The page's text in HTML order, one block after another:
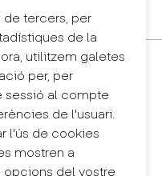
tercers, per
de la
utilitzem galetes
per, per
sessió al compte
de l'usuari.
l'ús de cookies
mostren a
del vostre
de denúncies)